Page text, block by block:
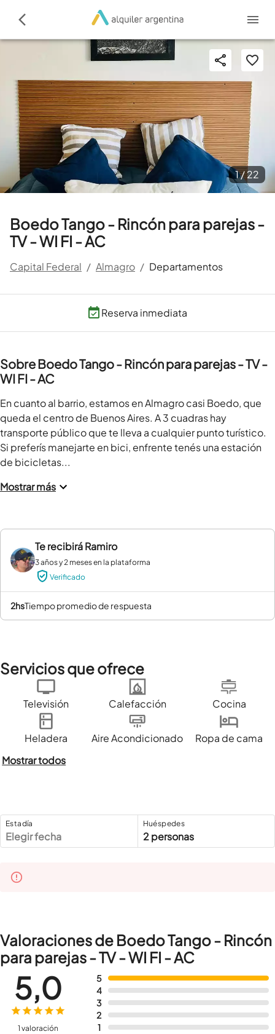
Boedo Tango - Rincón para parejas -
TV - WI FI - AC
Capital Federal / Almagro / Departamentos
1 /22
Reserva inmediata
Sobre Boedo Tango - Rincón para parejas - TV -
WI FI - AC
En cuanto al barrio, estamos en Almagro casi Boedo, que
queda el centro de Buenos Aires. A 3 cuadras hay
transporte público que te lleva a cualquier punto turístico.
Si preferís manejarte en bici, enfrente tenés una estación
de bicicletas...
Mostrar más
Te recibiráRamiro
3 años y 2 meses en la plataforma
Verificado
2hs tiempo promedio de respuesta
Servicios que ofrece
Televisión Calefacción Cocina
Heladera Aire Acondicionado
Ropa de cama
Mostrar todos
Estadía
Elegir fecha
Huéspedes
2 personas
Valoraciones de Boedo Tango - Rincón
para parejas - TV - WI FI - AC
5
4
3
2
1
5,0
1 valoración